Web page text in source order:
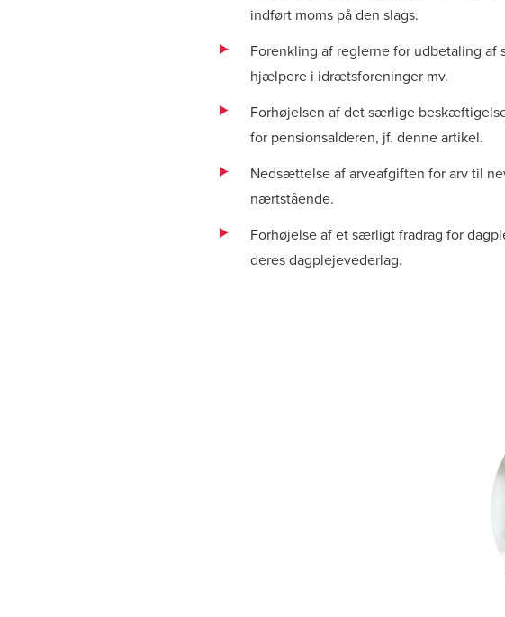
indført moms på den slags.
Forenkling af reglerne for udbetaling
hjælpere i idrætsforeninger mv.
Forhøjelsen af det særlige
for pensionsalderen, jf. denne artikel.
Nedsættelse af arveafgiften for arv til
nærtstående.
Forhøjelse af et særligt fradrag for
deres dagplejevederlag.